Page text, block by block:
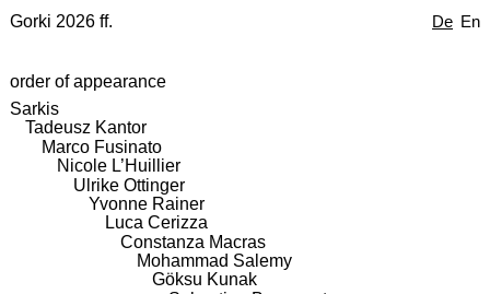
De En
Gorki 2026 ff.
order of appearance
Sarkis
Tadeusz Kantor
Marco Fusinato
Nicole L’Huillier
Ulrike Ottinger
Yvonne Rainer
Luca Cerizza
Constanza Macras
Mohammad Salemy
Göksu Kunak